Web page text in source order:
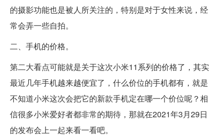
的摄影功能也是被人所关注的，特别是对于女性来说，经
常会弄一些自拍。
二、手机的价格。
第二大看点可能就是关于这次小米11系列的价格了，其实
最近几年手机越来越便宜了，什么价位的手机都有，就是
不知道小米这次会把它的新款手机定在哪一个价位呢？相
信很多小米爱好者都非常的期待，那就在2021年3月29日
的发布会上一起来看一看吧。